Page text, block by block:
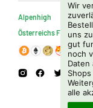
Wir
uns
gut
noch
Daten
alle
Alpenhigh
Österreichs